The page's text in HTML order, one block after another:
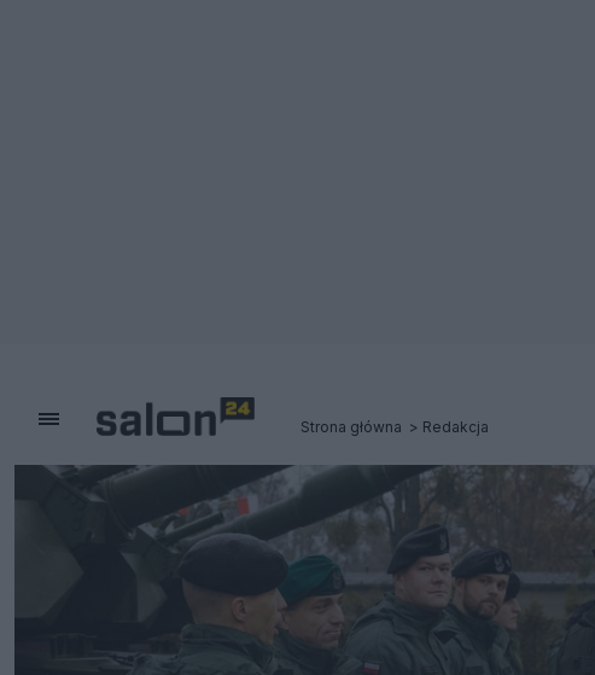
Strona główna Redakcja